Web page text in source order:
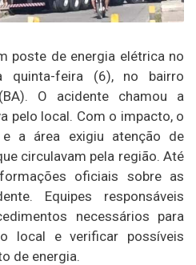
poste de energia elétrica no
quinta-feira (6), no bairro
O acidente chamou a
pelo local. Com o impacto, o
a área exigiu atenção de
circulavam pela região. Até
oficiais sobre as
Equipes responsáveis
necessários para
local e verificar possíveis
de energia.